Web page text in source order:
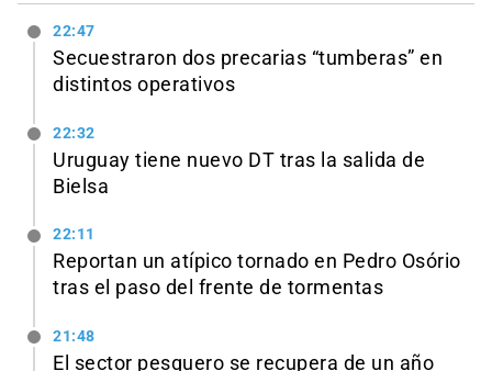
22:47
Secuestraron dos precarias “tumberas” en
distintos operativos
22:32
Uruguay tiene nuevo DT tras la salida de
Bielsa
22:11
Reportan un atípico tornado en Pedro Osório
tras el paso del frente de tormentas
21:48
El sector pesquero se recupera de un año